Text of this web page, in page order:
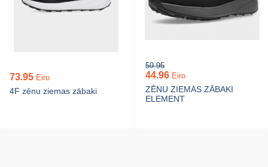
73.95 Eiro
4F zēnu ziemas zābaki
59.95
44.96 Eiro
ZĒNU ZIEMAS ZĀBAKI
ELEMENT